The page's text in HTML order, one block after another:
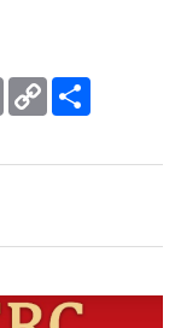
Print Copy
Link